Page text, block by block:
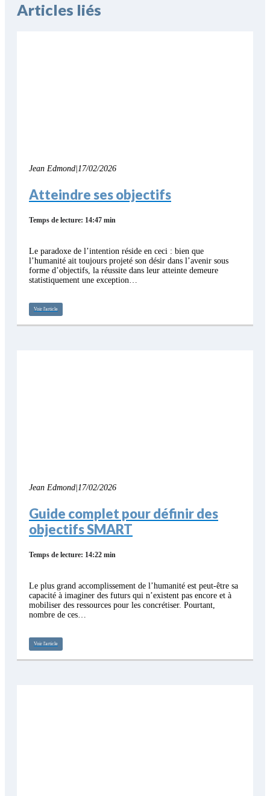
Articles liés
Jean Edmond 17/02/2026
Atteindre ses objectifs
Temps de lecture: 14:47 min
Le paradoxe de l’intention réside en ceci : bien que
l’humanité ait toujours projeté son désir dans l’avenir sous
forme d’objectifs, la réussite dans leur atteinte demeure
statistiquement une exception…
Voir l'article
Jean Edmond 17/02/2026
Guide complet pour définir des
objectifs SMART
Temps de lecture: 14:22 min
Le plus grand accomplissement de l’humanité est peut-être sa
capacité à imaginer des futurs qui n’existent pas encore et à
mobiliser des ressources pour les concrétiser. Pourtant,
nombre de ces…
Voir l'article